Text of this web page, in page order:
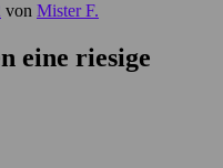
von Mister F.
eine riesige